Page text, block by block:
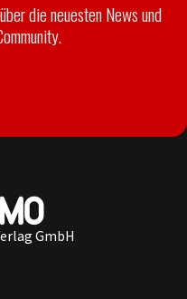
die neuesten News und
GmbH